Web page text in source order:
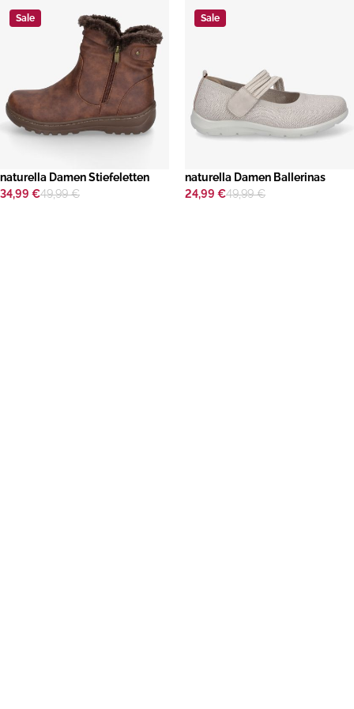
Sale
naturella Damen Stiefeletten
34,99 €49,99 €
Sale
naturella Damen Ballerinas
24,99 €49,99 €